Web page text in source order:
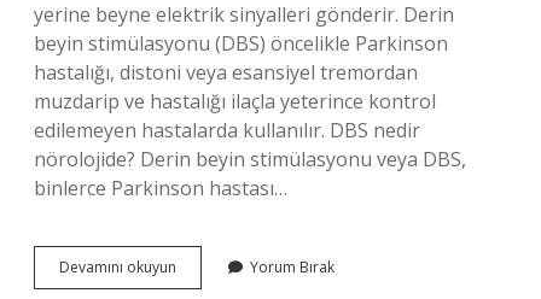
yerine beyne elektrik sinyalleri gönderir. Derin
beyin stimülasyonu (DBS) öncelikle Parkinson
hastalığı, distoni veya esansiyel tremordan
muzdarip ve hastalığı ilaçla yeterince kontrol
edilemeyen hastalarda kullanılır. DBS nedir
nörolojide? Derin beyin stimülasyonu veya DBS,
binlerce Parkinson hastası…
Devamını okuyun
Nedir
Yorum Bırak